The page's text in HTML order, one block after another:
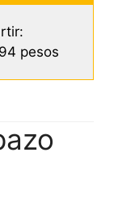
pesos